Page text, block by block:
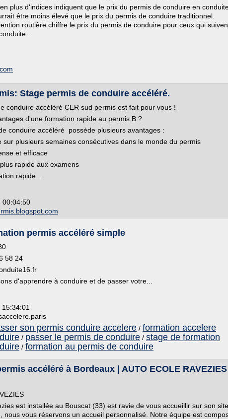
plus d'indices indiquent que le prix du permis de conduire en
être moins élevé que le prix du permis de conduire traditionnel.
routière chiffre le prix du permis de conduire pour ceux qui
Stage permis de conduire accéléré.
conduire accéléré CER sud permis est fait pour vous !
d'une formation rapide au permis B ?
conduire accéléré possède plusieurs avantages :
sur plusieurs semaines consécutives dans le monde du permis
et efficace
rapide aux examens
rapide...
00:04:50
permis accéléré simple
58 24
d'apprendre à conduire et de passer votre...
son permis conduire accelere / formation accelere
/ passer le permis de conduire / stage de formation
/ formation au permis de conduire
accéléré à Bordeaux | AUTO ECOLE RAVEZIES
est installée au Bouscat (33) est ravie de vous accueillir sur son site.
nous vous réservons un accueil personnalisé. Notre équipe est